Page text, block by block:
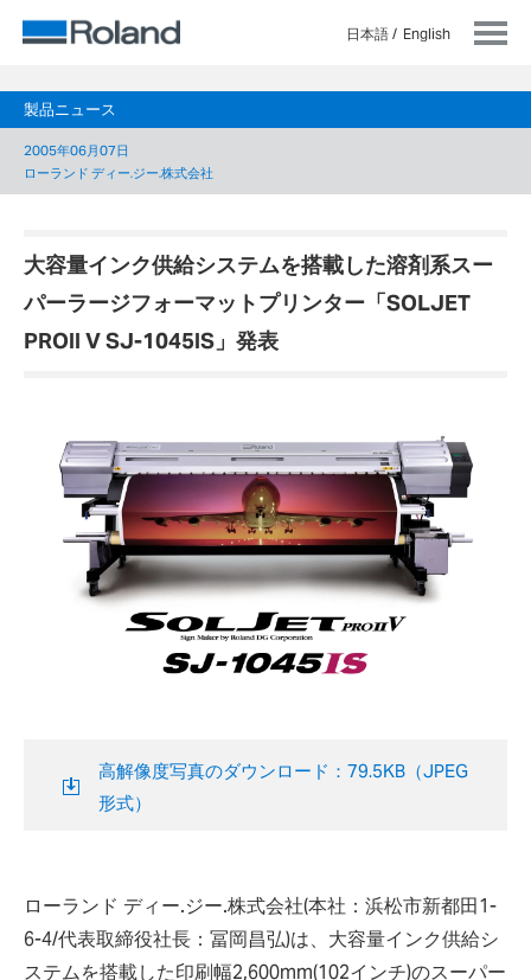
日本語 English
製品ニュース
2005年06月07日
ローランド ディー.ジー.株式会社
大容量インク供給システムを搭載した溶剤系スー
パーラージフォーマットプリンター「SOLJET
PROII V SJ-1045IS」発表
高解像度写真のダウンロード：79.5KB（JPEG
形式）
ローランド ディー.ジー.株式会社(本社：浜松市新都田1-
6-4/代表取締役社長：冨岡昌弘)は、大容量インク供給シ
ステムを搭載した印刷幅2,600mm(102インチ)のスーパー